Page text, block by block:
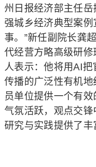
州日报经济部主任岳
强城乡经济典型案
事。”新任副院长龚
代经营方略高级研
人表示：他将用AI
传播的广泛性有机
员单位提供一个有
气氛活跃，观点交
研究与实践提供了丰